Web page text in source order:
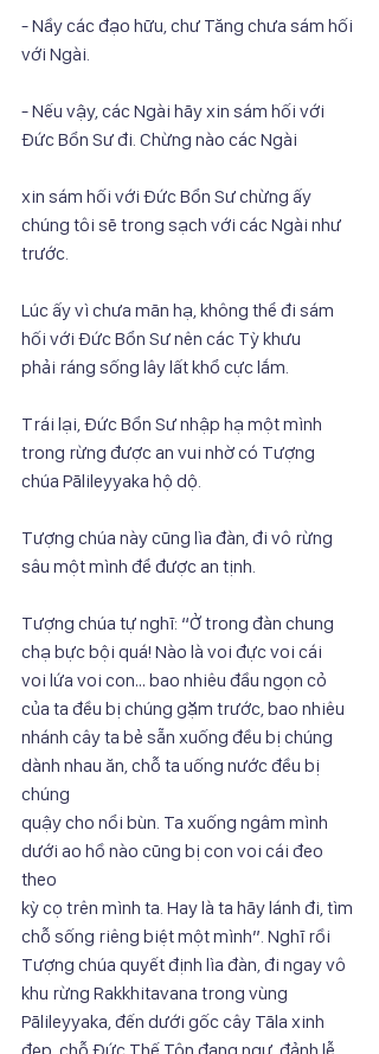
- Nầy các đạo hữu, chư Tăng chưa sám hối
với Ngài.
- Nếu vậy, các Ngài hãy xin sám hối với
Đức Bổn Sư đi. Chừng nào các Ngài
xin sám hối với Đức Bổn Sư chừng ấy
chúng tôi sẽ trong sạch với các Ngài như
trước.
Lúc ấy vì chưa mãn hạ, không thể đi sám
hối với Đức Bổn Sư nên các Tỳ khưu
phải ráng sống lây lất khổ cực lắm.
Trái lại, Đức Bổn Sư nhập hạ một mình
trong rừng được an vui nhờ có Tượng
chúa Pālileyyaka hộ dộ.
Tượng chúa này cũng lìa đàn, đi vô rừng
sâu một mình để được an tịnh.
Tượng chúa tự nghĩ: “Ở trong đàn chung
chạ bực bội quá! Nào là voi đực voi cái
voi lứa voi con… bao nhiêu đầu ngọn cỏ
của ta đều bị chúng gặm trước, bao nhiêu
nhánh cây ta bẻ sẵn xuống đều bị chúng
dành nhau ăn, chỗ ta uống nước đều bị
chúng
quậy cho nổi bùn. Ta xuống ngâm mình
dưới ao hồ nào cũng bị con voi cái đeo
theo
kỳ cọ trên mình ta. Hay là ta hãy lánh đi, tìm
chỗ sống riêng biệt một mình”. Nghĩ rồi
Tượng chúa quyết định lìa đàn, đi ngay vô
khu rừng Rakkhitavana trong vùng
Pālileyyaka, đến dưới gốc cây Tāla xinh